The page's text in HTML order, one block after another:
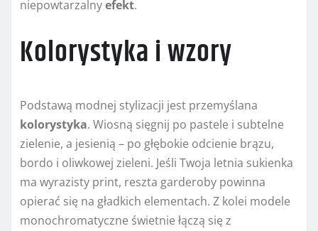
niepowtarzalnyefekt.
Kolorystyka i wzory
Podstawą modnej stylizacji jest przemyślana
kolorystyka. Wiosną sięgnij po pastele i subtelne
zielenie, a jesienią – po głębokie odcienie brązu,
bordo i oliwkowej zieleni. Jeśli Twoja letnia sukienka
ma wyrazisty print, reszta garderoby powinna
opierać się na gładkich elementach. Z kolei modele
monochromatyczne świetnie łączą się z